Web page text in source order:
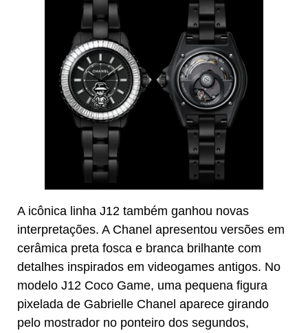
A icônica linha J12 também ganhou novas
interpretações. A Chanel apresentou versões em
cerâmica preta fosca e branca brilhante com
detalhes inspirados em videogames antigos. No
modelo J12 Coco Game, uma pequena figura
pixelada de Gabrielle Chanel aparece girando
pelo mostrador no ponteiro dos segundos,